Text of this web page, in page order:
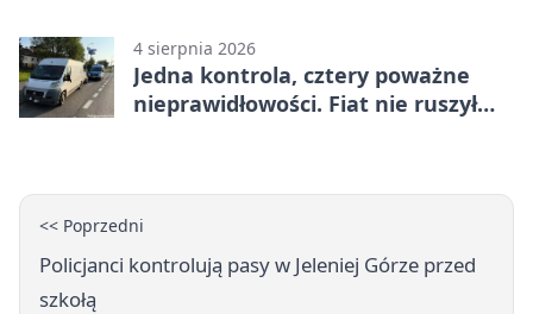
4 sierpnia 2026
Jedna kontrola, cztery poważne
nieprawidłowości. Fiat nie ruszył
<< Poprzedni
Policjanci kontrolują pasy w Jeleniej Górze przed
szkołą